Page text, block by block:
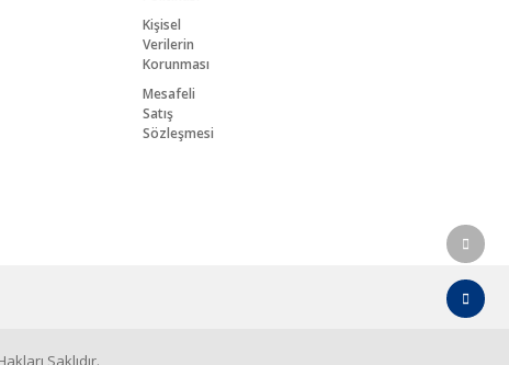
Kişisel
Verilerin
Korunması
Mesafeli
Satış
Sözleşmesi